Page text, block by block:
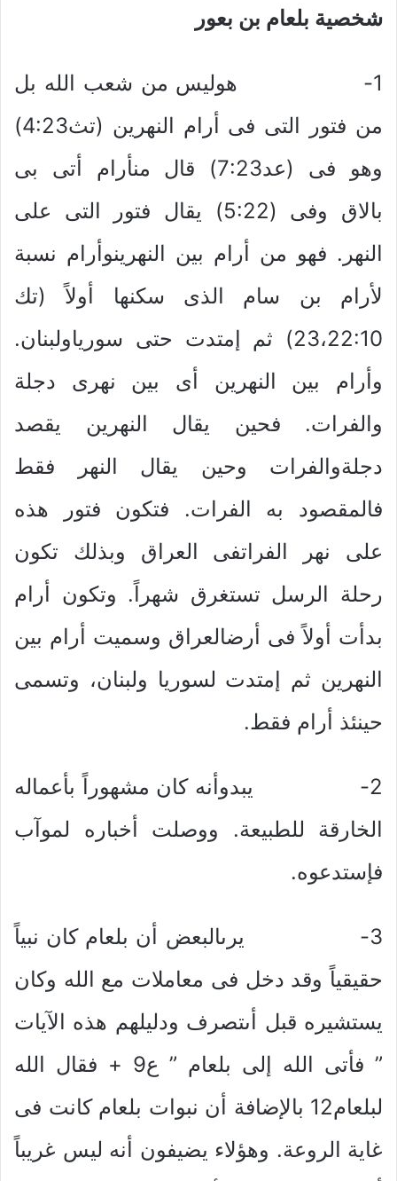
شخصية بلعام بن بعور
1- هوليس من شعب الله بل
من فتور التى فى أرام النهرين (تث4:23)
وهو فى (عد7:23) قال منأرام أتى بى
بالاق وفى (5:22) يقال فتور التى على
النهر. فهو من أرام بين النهرينوأرام نسبة
لأرام بن سام الذى سكنها أولاً (تك
23،22:10) ثم إمتدت حتى سورياولبنان.
وأرام بين النهرين أى بين نهرى دجلة
والفرات. فحين يقال النهرين يقصد
دجلةوالفرات وحين يقال النهر فقط
فالمقصود به الفرات. فتكون فتور هذه
على نهر الفراتفى العراق وبذلك تكون
رحلة الرسل تستغرق شهراً. وتكون أرام
بدأت أولاً فى أرضالعراق وسميت أرام بين
النهرين ثم إمتدت لسوريا ولبنان، وتسمى
حينئذ أرام فقط.
2- يبدوأنه كان مشهوراً بأعماله
الخارقة للطبيعة. ووصلت أخباره لموآب
فإستدعوه.
3- يرىالبعض أن بلعام كان نبياً
حقيقياً وقد دخل فى معاملات مع الله وكان
يستشيره قبل أىتصرف ودليلهم هذه الآيات
” فأتى الله إلى بلعام ” ع9 + فقال الله
لبلعام12 بالإضافة أن نبوات بلعام كانت فى
غاية الروعة. وهؤلاء يضيفون أنه ليس غريباً